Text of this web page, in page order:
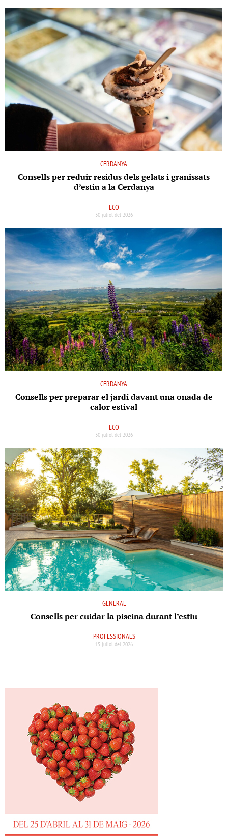
CERDANYA
Consells per reduir residus dels gelats i granissats
d’estiu a la Cerdanya
ECO
30 juliol del 2026
CERDANYA
Consells per preparar el jardí davant una onada de
calor estival
ECO
30 juliol del 2026
GENERAL
Consells per cuidar la piscina durant l’estiu
PROFESSIONALS
15 juliol del 2026